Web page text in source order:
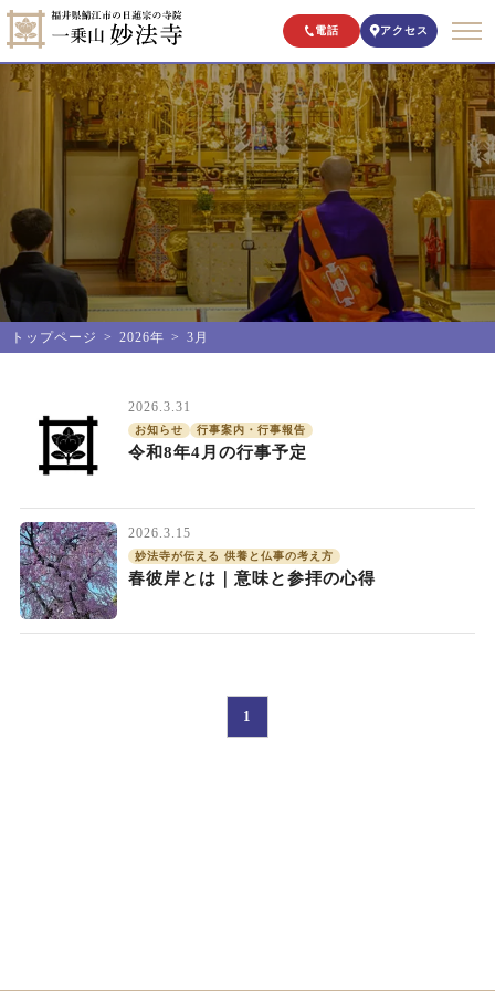
電話 アクセス
トップページ 2026年 3月
2026.3.31
お知らせ 行事案内・行事報告
令和8年4月の行事予定
2026.3.15
妙法寺が伝える 供養と仏事の考え方
春彼岸とは｜意味と参拝の心得
1